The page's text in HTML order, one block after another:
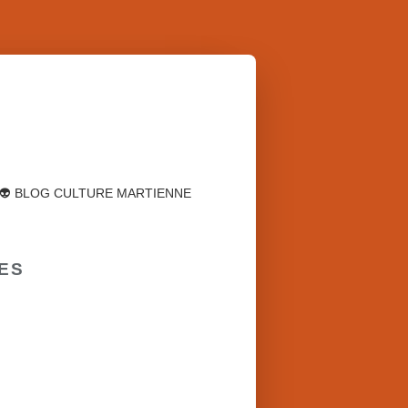
👽 BLOG CULTURE MARTIENNE